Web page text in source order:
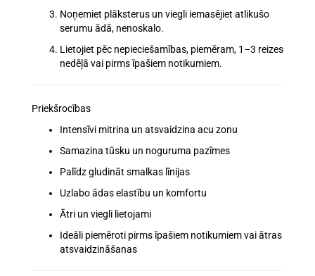
Noņemiet plāksterus un viegli iemasējiet atlikušo
serumu ādā, nenoskalo.
Lietojiet pēc nepieciešamības, piemēram, 1–3 reizes
nedēļā vai pirms īpašiem notikumiem.
Priekšrocības
Intensīvi mitrina un atsvaidzina acu zonu
Samazina tūsku un noguruma pazīmes
Palīdzgludināt smalkas līnijas
Uzlaboādas elastību un komfortu
Ātri un viegli lietojami
Ideāli piemēroti pirms īpašiem notikumiem vai ātras
atsvaidzināšanas